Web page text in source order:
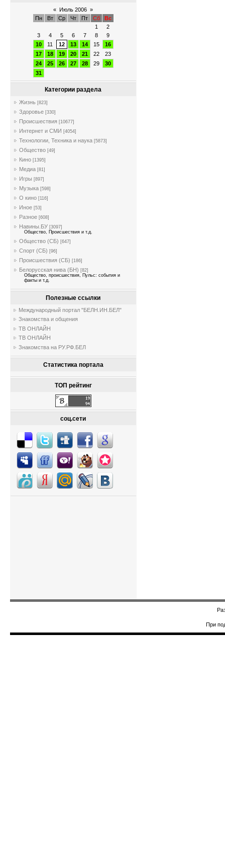
« Июль 2006 »
Пн
Вт Ср Чт Пт Сб
Вс
1
2
3
4 5 6 7 8
9
10
11 12 13 14 15
16
17
18 19 20 21 22
23
24
25 26 27 28 29
30
31
Категории раздела
Жизнь [823]
Здоровье [330]
Происшествия [10677]
Интернет и СМИ [4054]
Технологии, Техника и наука [5873]
Общество [49]
Кино [1395]
Медиа [81]
Игры [897]
Музыка [598]
О кино [116]
Иное [53]
Разное [608]
Навины.БУ [3097]
Общество, Происшествия и т.д.
Общество (СБ) [647]
Спорт (СБ) [96]
Происшествия (СБ) [186]
Белорусская нива (БН) [82]
Общество, происшествия, Пульс: события и
факты и т.д.
Полезные ссылки
Международный портал "БЕЛН.ИН.БЕЛ"
Знакомства и общения
ТВ ОНЛАЙН
ТВ ОНЛАЙН
Знакомства на РУ.РФ.БЕЛ
Статистика портала
ТОП рейтинг
соц.сети
При